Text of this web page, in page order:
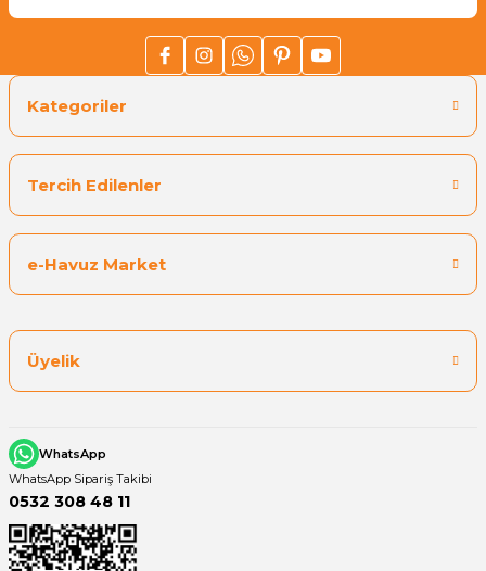
Kategoriler
Tercih Edilenler
e-Havuz Market
Üyelik
WhatsApp
WhatsApp Sipariş Takibi
0532 308 48 11